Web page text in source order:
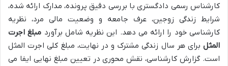
کارشناس رسمی دادگستری با بررسی دقیق پرونده، مدارک ارائه شده،
شرایط زندگی زوجین، عرف جامعه و وضعیت مالی مرد، نظریه
کارشناسی خود را ارائه می دهد. این نظریه شامل برآورد مبلغ اجرت
المثل برای هر سال زندگی مشترک و در نهایت، مبلغ کلی اجرت المثل
است. گزارش کارشناسی، نقش محوری در تعیین مبلغ نهایی ایفا می